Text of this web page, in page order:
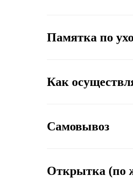
Памятка по
Как
Самовывоз
Открытка (по